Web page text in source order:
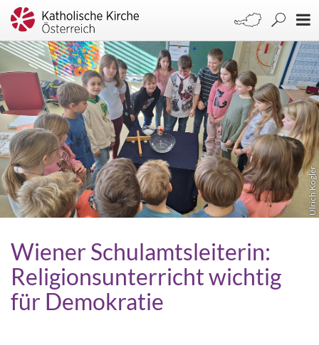
Ulrich Kogler
Wiener Schulamtsleiterin:
Religionsunterricht wichtig
für Demokratie